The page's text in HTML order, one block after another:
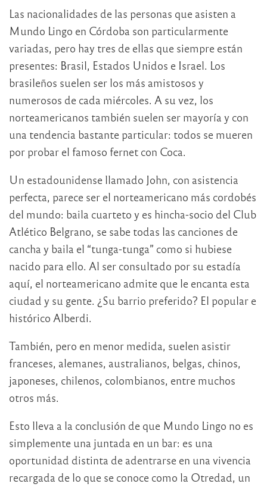
Las nacionalidades de las personas que asisten a
Mundo Lingo en Córdoba son particularmente
variadas, pero hay tres de ellas que siempre están
presentes: Brasil, Estados Unidos e Israel. Los
brasileños suelen ser los más amistosos y
numerosos de cada miércoles. A su vez, los
norteamericanos también suelen ser mayoría y con
una tendencia bastante particular: todos se mueren
por probar el famoso fernet con Coca.
Un estadounidense llamado John, con asistencia
perfecta, parece ser el norteamericano más cordobés
del mundo: baila cuarteto y es hincha-socio del Club
Atlético Belgrano, se sabe todas las canciones de
cancha y baila el “tunga-tunga” como si hubiese
nacido para ello. Al ser consultado por su estadía
aquí, el norteamericano admite que le encanta esta
ciudad y su gente. ¿Su barrio preferido? El popular e
histórico Alberdi.
También, pero en menor medida, suelen asistir
franceses, alemanes, australianos, belgas, chinos,
japoneses, chilenos, colombianos, entre muchos
otros más.
Esto lleva a la conclusión de que Mundo Lingo no es
simplemente una juntada en un bar: es una
oportunidad distinta de adentrarse en una vivencia
recargada de lo que se conoce como la Otredad, un